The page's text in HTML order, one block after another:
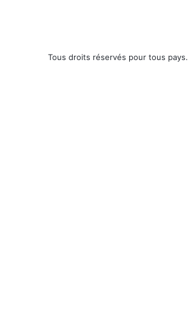
Tous droits réservés pour tous pays.